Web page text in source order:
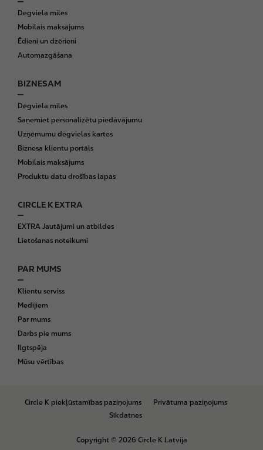
o
o
t
e
Degviela miles
Mobilais maksājums
Ēdieni un dzērieni
Automazgāšana
BIZNESAM
Degviela miles
Saņemiet personalizētu piedāvājumu
Uzņēmumu degvielas kartes
Biznesa klientu portāls
Mobilais maksājums
Produktu datu drošības lapas
CIRCLE K EXTRA
EXTRA Jautājumi un atbildes
Lietošanas noteikumi
PAR MUMS
Klientu serviss
Medijiem
Par mums
Darbs pie mums
Ilgtspēja
Mūsu vērtības
Circle K piekļūstamības paziņojums
Privātuma paziņojums
Sīkdatnes
Copyright © 2026 Circle K Latvija